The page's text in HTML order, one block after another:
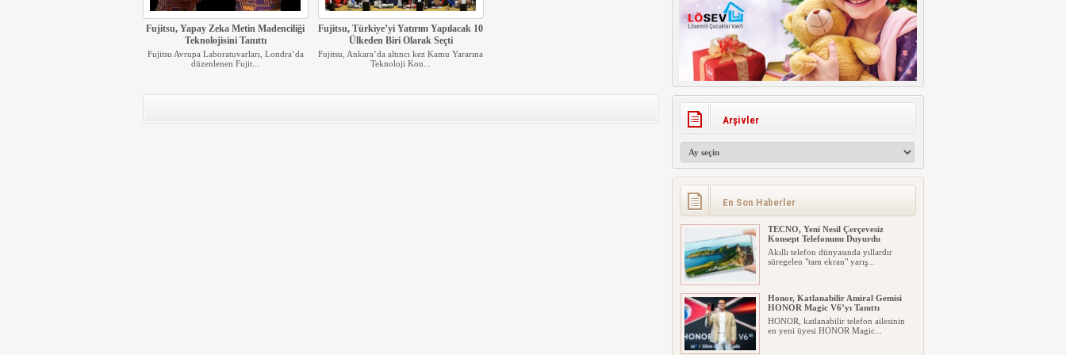
Fujitsu, Yapay Zeka Metin Madenciliği
Teknolojisini Tanıttı
Fujitsu Avrupa Laboratuvarları, Londra’da
düzenlenen Fujit...
Fujitsu, Türkiye’yi Yatırım Yapılacak 10
Ülkeden Biri Olarak Seçti
Fujitsu, Ankara’da altıncı kez Kamu Yararına
Teknoloji Kon...
Arşivler
En Son Haberler
TECNO, Yeni Nesil Çerçevesiz
Konsept Telefonunu Duyurdu
Akıllı telefon dünyasında yıllardır
süregelen "tam ekran" yarış...
Honor, Katlanabilir Amiral Gemisi
HONOR Magic V6’yı Tanıttı
HONOR, katlanabilir telefon ailesinin
en yeni üyesi HONOR Magic...